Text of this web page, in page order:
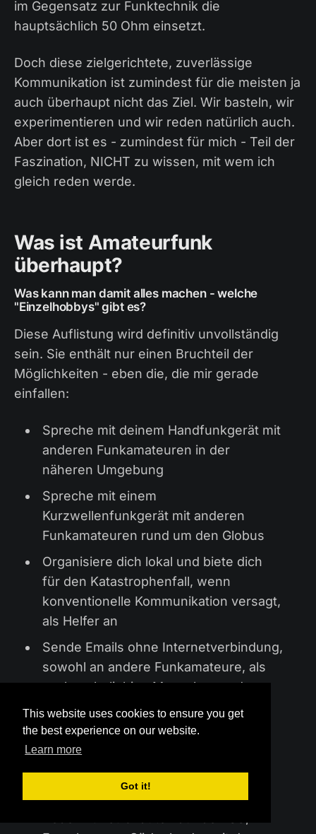
This website uses cookies to ensure you get
the best experience on our website.
Learn more
Got it!
im Gegensatz zur Funktechnik die
hauptsächlich 50 Ohm einsetzt.
Doch diese zielgerichtete, zuverlässige
Kommunikation ist zumindest für die meisten ja
auch überhaupt nicht das Ziel. Wir basteln, wir
experimentieren und wir reden natürlich auch.
Aber dort ist es - zumindest für mich - Teil der
Faszination, NICHT zu wissen, mit wem ich
gleich reden werde.
Was ist Amateurfunk
überhaupt?
Was kann man damit alles machen - welche
"Einzelhobbys" gibt es?
Diese Auflistung wird definitiv unvollständig
sein. Sie enthält nur einen Bruchteil der
Möglichkeiten - eben die, die mir gerade
einfallen:
Spreche mit deinem Handfunkgerät mit
anderen Funkamateuren in der
näheren Umgebung
Spreche mit einem
Kurzwellenfunkgerät mit anderen
Funkamateuren rund um den Globus
Organisiere dich lokal und biete dich
für den Katastrophenfall, wenn
konventionelle Kommunikation versagt,
als Helfer an
Sende Emails ohne Internetverbindung,
sowohl an andere Funkamateure, als
auch an beliebige Menschen und
Emailadressen
Benutze Satelliten in der
Erdumlaufbahn, um mit deinem
Handfunkgerät noch viel weitere
Distanzen zu überbrücken